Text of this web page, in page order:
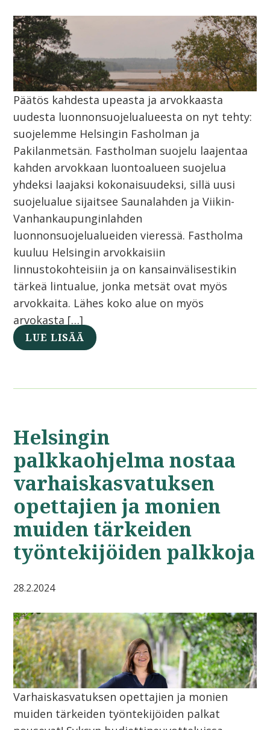
Päätös kahdesta upeasta ja arvokkaasta
uudesta luonnonsuojelualueesta on nyt tehty:
suojelemme Helsingin Fasholman ja
Pakilanmetsän. Fastholman suojelu laajentaa
kahden arvokkaan luontoalueen suojelua
yhdeksi laajaksi kokonaisuudeksi, sillä uusi
suojelualue sijaitsee Saunalahden ja Viikin-
Vanhankaupunginlahden
luonnonsuojelualueiden vieressä. Fastholma
kuuluu Helsingin arvokkaisiin
linnustokohteisiin ja on kansainvälisestikin
tärkeä lintualue, jonka metsät ovat myös
arvokkaita. Lähes koko alue on myös
arvokasta […]
LUE LISÄÄ
Helsingin
palkkaohjelma nostaa
varhaiskasvatuksen
opettajien ja monien
muiden tärkeiden
työntekijöiden palkkoja
28.2.2024
Varhaiskasvatuksen opettajien ja monien
muiden tärkeiden työntekijöiden palkat